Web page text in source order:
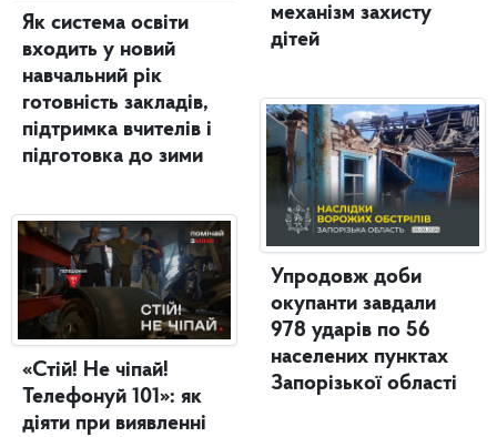
Як система освіти
входить у новий
навчальний рік
готовність закладів,
підтримка вчителів і
підготовка до зими
«Стій! Не чіпай!
Телефонуй 101»: як
діяти при виявленні
механізм захисту
дітей
Упродовж доби
окупанти завдали
978 ударів по 56
населених пунктах
Запорізької області